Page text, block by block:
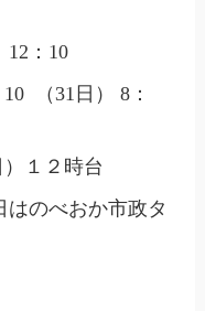
：10
（31日） 8：
１２時台
市政タ